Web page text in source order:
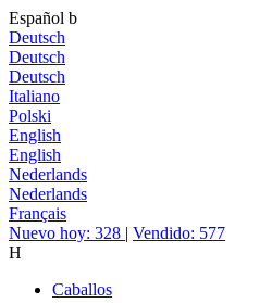
Español b
Deutsch
Deutsch
Deutsch
Italiano
Polski
English
English
Nederlands
Nederlands
Français
Nuevo hoy: 328 | Vendido: 577
H
Caballos